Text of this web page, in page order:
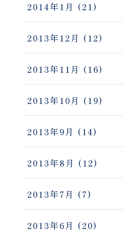
2014年1月 (21)
2013年12月 (12)
2013年11月 (16)
2013年10月 (19)
2013年9月 (14)
2013年8月 (12)
2013年7月 (7)
2013年6月 (20)